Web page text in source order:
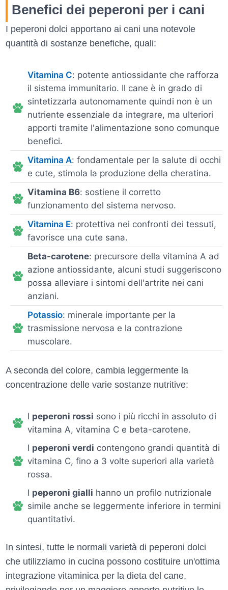
Benefici dei peperoni per i cani
I peperoni dolci apportano ai cani una notevole
quantità di sostanze benefiche, quali:
Vitamina C: potente antiossidante che rafforza
il sistema immunitario. Il cane è in grado di
sintetizzarla autonomamente quindi non è un
nutriente essenziale da integrare, ma ulteriori
apporti tramite l'alimentazione sono comunque
benefici.
Vitamina A: fondamentale per la salute di occhi
e cute, stimola la produzione della cheratina.
Vitamina B6: sostiene il corretto
funzionamento del sistema nervoso.
Vitamina E: protettiva nei confronti dei tessuti,
favorisce una cute sana.
Beta-carotene: precursore della vitamina A ad
azione antiossidante, alcuni studi suggeriscono
possa alleviare i sintomi dell'artrite nei cani
anziani.
Potassio: minerale importante per la
trasmissione nervosa e la contrazione
muscolare.
A seconda del colore, cambia leggermente la
concentrazione delle varie sostanze nutritive:
I peperoni rossi sono i più ricchi in assoluto di
vitamina A, vitamina C e beta-carotene.
I peperoni verdi contengono grandi quantità di
vitamina C, fino a 3 volte superiori alla varietà
rossa.
I peperoni gialli hanno un profilo nutrizionale
simile anche se leggermente inferiore in termini
quantitativi.
In sintesi, tutte le normali varietà di peperoni dolci
che utilizziamo in cucina possono costituire un'ottima
integrazione vitaminica per la dieta del cane,